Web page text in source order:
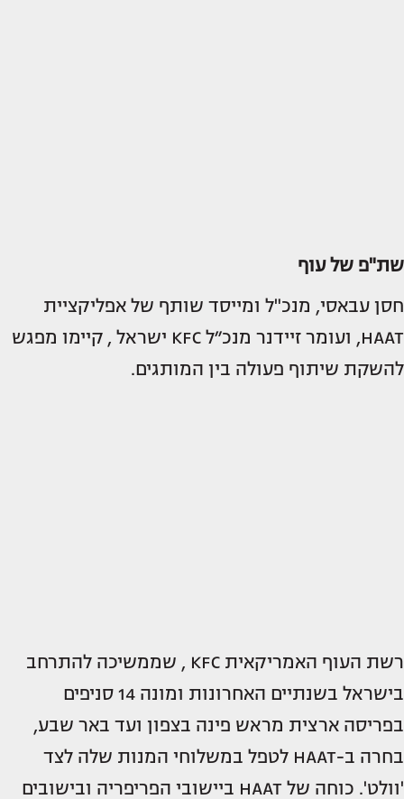
שת"פ של עוף
חסן עבאסי, מנכ"ל ומייסד שותף של אפליקציית
HAAT, ועומר זיידנר מנכ״ל KFC ישראל , קיימו מפגש
להשקת שיתוף פעולה בין המותגים.
רשת העוף האמריקאית KFC , שממשיכה להתרחב
בישראל בשנתיים האחרונות ומונה 14 סניפים
בפריסה ארצית מראש פינה בצפון ועד באר שבע,
בחרה ב-HAAT לטפל במשלוחי המנות שלה לצד
'וולט'. כוחה של HAAT ביישובי הפריפריה ובישובים